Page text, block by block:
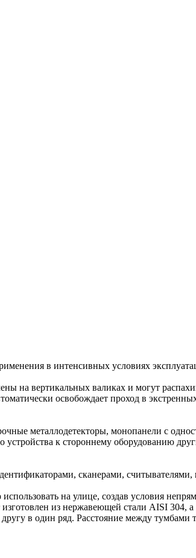
в интенсивных условиях
на вертикальных валиках и могут
освобождает проход в
металлодетекторы, монопанели с
к стороннему оборудованию
сканерами, считывателями,
на улице, создав условия
из нержавеющей стали AISI 304,
в один ряд. Расстояние между тумбами